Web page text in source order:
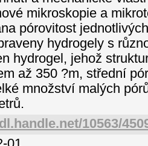
mikroskopie a
pórovitost
hydrogely s
hydrogel, jehož
až 350 ?m, střední
množství malých
10563/